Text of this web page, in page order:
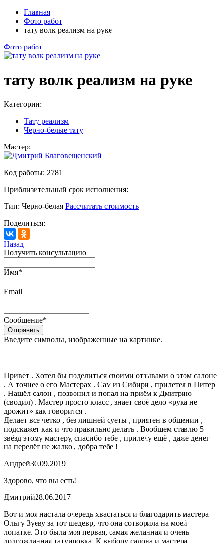
Главная
Фото работ
тату волк реализм на руке
Фото работ
тату волк реализм на руке
Категории:
Тату реализм
Черно-белые тату
Мастер:
Код работы: 2781
Приблизительный срок исполнения:
Тип: Черно-белая Рассчитать стоимость
Поделиться:
Назад
Получить консультацию
Имя*
Email
Сообщение*
Введите символы, изображенные на картинке.
Привет . Хотел бы поделиться своими отзывами о этом салоне
. А точнее о его Мастерах . Сам из Сибири , прилетел в Питер
. Нашёл салон , позвонил и попал на приём к Дмитрию
(сводил) . Мастер просто класс , знает своё дело «рука не
дрожит» как говорится .
Делает все четко , без лишней суеты , приятен в общении ,
подскажет как и что правильно делать . Вообщем ставлю 5
звёзд этому мастеру, спасибо тебе , прилечу ещё , даже денег
на перелёт не жалко , добра тебе !
Андрей30.09.2019
Здорово, что вы есть!
Дмитрий28.06.2017
Вот и моя настала очередь хвастаться и благодарить мастера
Ольгу Зуеву за тот шедевр, что она сотворила на моей
лопатке. Это была моя первая, самая желанная и очень
долгожданная татуировка. К выбору салона и мастера